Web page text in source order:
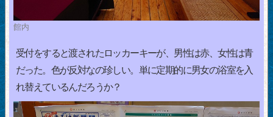
館内
受付をすると渡されたロッカーキーが、男性は赤、女性は青
だった。色が反対なの珍しい。単に定期的に男女の浴室を入
れ替えているんだろうか？